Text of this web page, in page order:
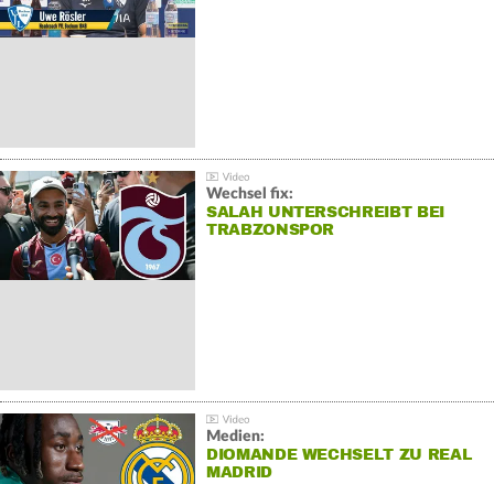
Wechsel fix:
SALAH UNTERSCHREIBT BEI
TRABZONSPOR
Medien:
DIOMANDE WECHSELT ZU REAL
MADRID